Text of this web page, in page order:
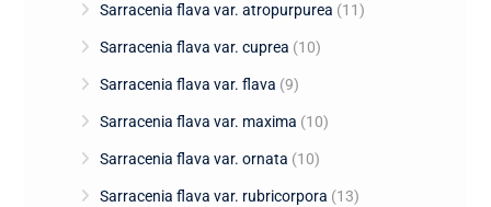
Sarracenia flava var. atropurpurea (11)
Sarracenia flava var. cuprea (10)
Sarracenia flava var. flava (9)
Sarracenia flava var. maxima (10)
Sarracenia flava var. ornata (10)
Sarracenia flava var. rubricorpora (13)